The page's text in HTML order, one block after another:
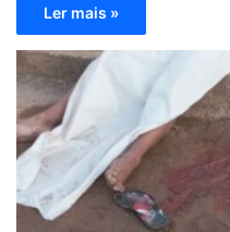
Ler mais »